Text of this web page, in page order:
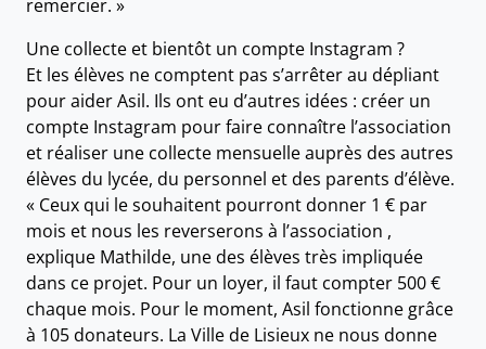
remercier. »
Une collecte et bientôt un compte Instagram ?
Et les élèves ne comptent pas s’arrêter au dépliant
pour aider Asil. Ils ont eu d’autres idées : créer un
compte Instagram pour faire connaître l’association
et réaliser une collecte mensuelle auprès des autres
élèves du lycée, du personnel et des parents d’élève.
« Ceux qui le souhaitent pourront donner 1 € par
mois et nous les reverserons à l’association ,
explique Mathilde, une des élèves très impliquée
dans ce projet. Pour un loyer, il faut compter 500 €
chaque mois. Pour le moment, Asil fonctionne grâce
à 105 donateurs. La Ville de Lisieux ne nous donne